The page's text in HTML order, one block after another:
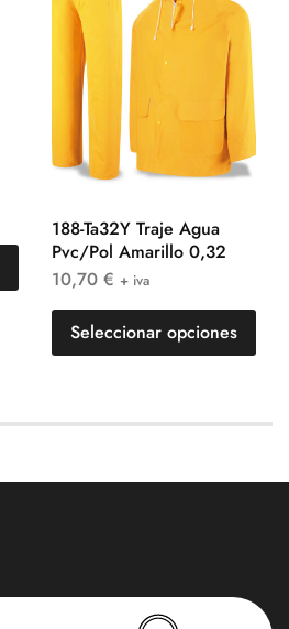
188-Ta32Y Traje Agua
Pvc/Pol Amarillo 0,32
10,70 € + iva
Seleccionar opciones